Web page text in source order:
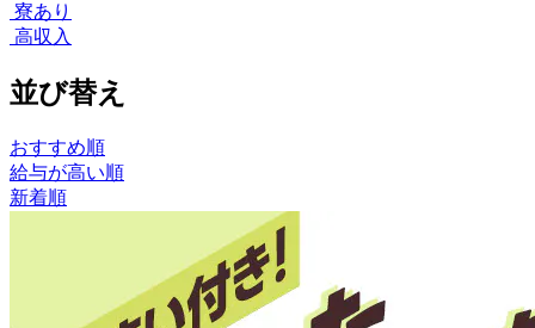
寮あり
高収入
並び替え
おすすめ順
給与が高い順
新着順